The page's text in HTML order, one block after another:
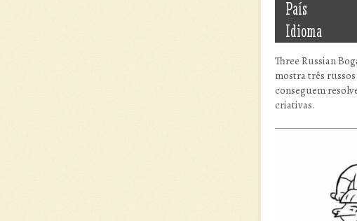
País
Idioma
Three Russian
mostra três
conseguem
criativas.